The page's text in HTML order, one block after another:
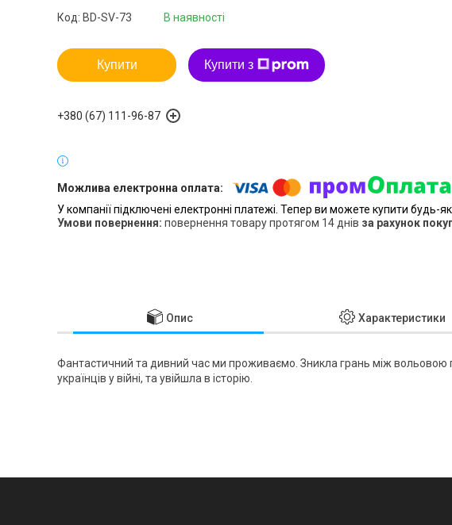
В наявності
Код: BD-SV-73
Купити Купити з
+380 (67) 111-96-87
У компанії підключені електронні платежі. Тепер ви можете купити будь-
повернення товару протягом 14 днів за рахунок
Опис Характеристики
Фантастичний та дивний час ми проживаємо. Зникла грань між вольовою
українців у війні, та увійшла в історію.